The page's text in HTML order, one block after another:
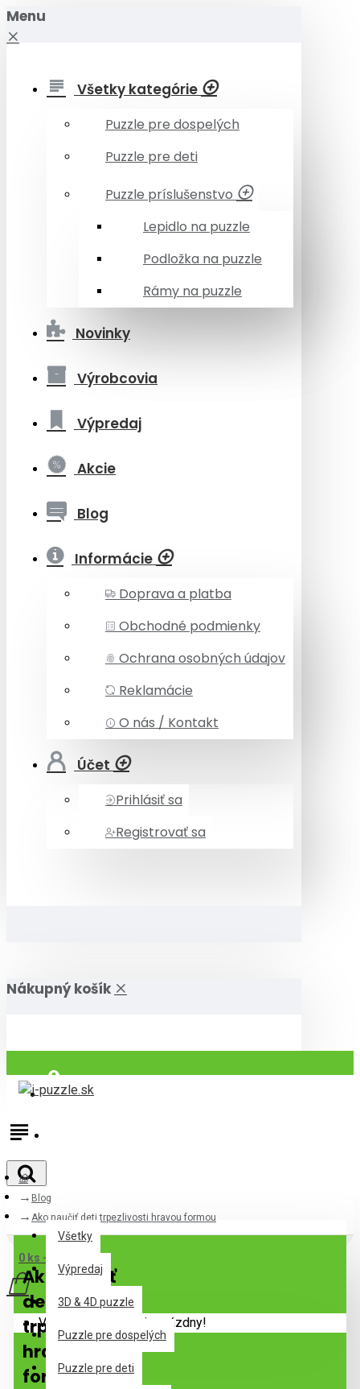
Menu
Všetky kategórie
Puzzle pre dospelých
Puzzle pre deti
Puzzle príslušenstvo
Lepidlo na puzzle
Podložka na puzzle
Rámy na puzzle
Novinky
Výrobcovia
Výpredaj
Akcie
Blog
Informácie
Doprava a platba
Obchodné podmienky
Ochrana osobných údajov
Reklamácie
O nás / Kontakt
Účet
Prihlásiť sa
Registrovať sa
Nákupný košík
Prihlásiť
Všetky
Všetky
Výpredaj
3D & 4D puzzle
Puzzle pre dospelých
Puzzle pre deti
0 ks - 0,00€
Váš nákupný košík je prázdny!
Blog
Ako naučiť deti trpezlivosti hravou formou
Ako naučiť
deti
trpezlivosti
hravou
formou